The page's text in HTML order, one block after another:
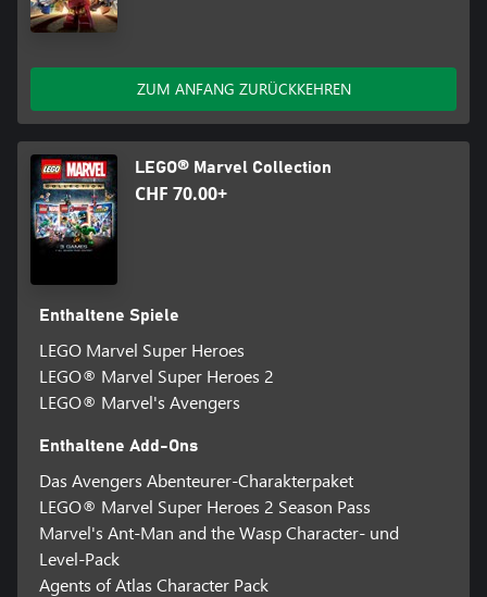
ZUM ANFANG ZURÜCKKEHREN
LEGO® Marvel Collection
CHF 70.00+
Enthaltene Spiele
LEGO Marvel Super Heroes
LEGO® Marvel Super Heroes 2
LEGO® Marvel's Avengers
Enthaltene Add-Ons
Das Avengers Abenteurer-Charakterpaket
LEGO® Marvel Super Heroes 2 Season Pass
Marvel's Ant-Man and the Wasp Character- und
Level-Pack
Agents of Atlas Character Pack